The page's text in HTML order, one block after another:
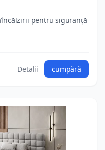
pentru siguranță
Detalii cumpără